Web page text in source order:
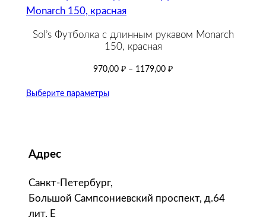
Sol’s Футболка с длинным рукавом Monarch
150, красная
970,00 ₽ – 1179,00 ₽
Выберите параметры
Адрес
Санкт-Петербург,
Большой Сампсониевский проспект, д.64
лит. Е